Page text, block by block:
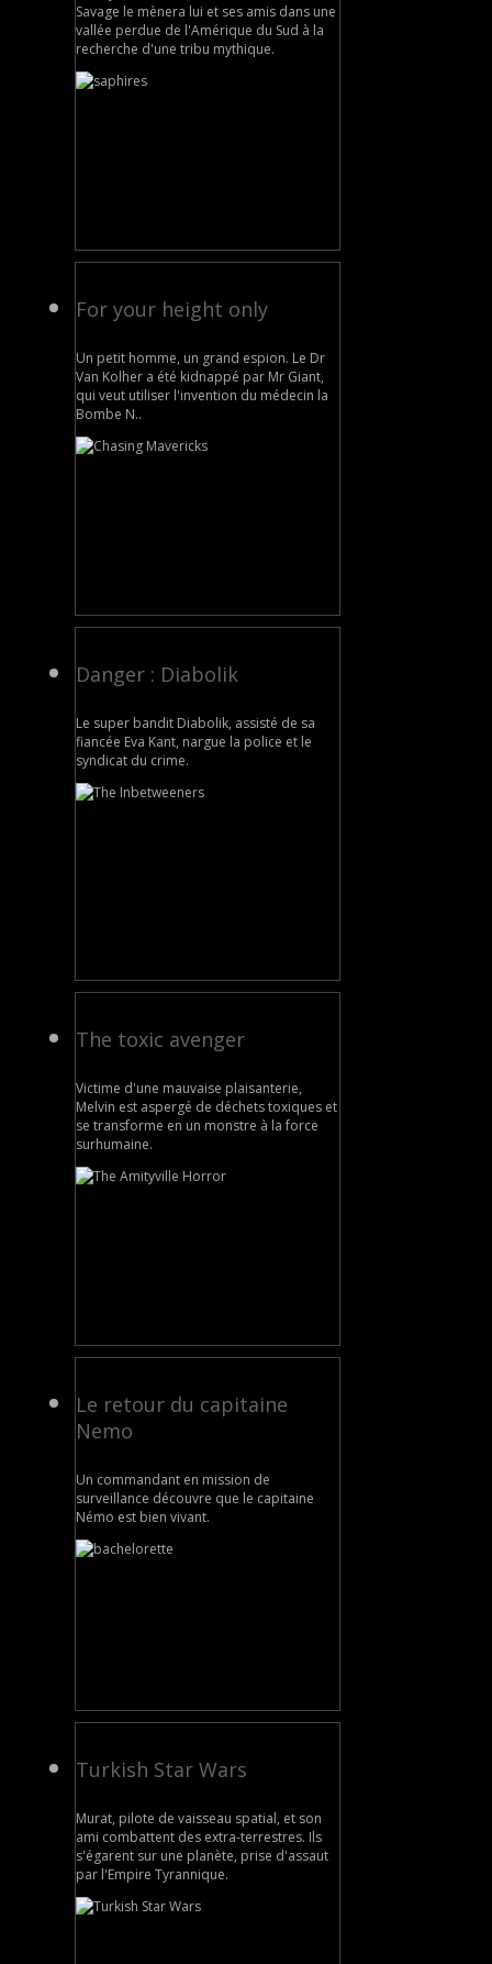
Savage le mènera lui et ses amis dans une
vallée perdue de l'Amérique du Sud à la
recherche d'une tribu mythique.
For your height only
Un petit homme, un grand espion. Le Dr
Van Kolher a été kidnappé par Mr Giant,
qui veut utiliser l'invention du médecin la
Bombe N..
Danger : Diabolik
Le super bandit Diabolik, assisté de sa
fiancée Eva Kant, nargue la police et le
syndicat du crime.
The toxic avenger
Victime d'une mauvaise plaisanterie,
Melvin est aspergé de déchets toxiques et
se transforme en un monstre à la force
surhumaine.
Le retour du capitaine
Nemo
Un commandant en mission de
surveillance découvre que le capitaine
Némo est bien vivant.
Turkish Star Wars
Murat, pilote de vaisseau spatial, et son
ami combattent des extra-terrestres. Ils
s'égarent sur une planète, prise d'assaut
par l'Empire Tyrannique.